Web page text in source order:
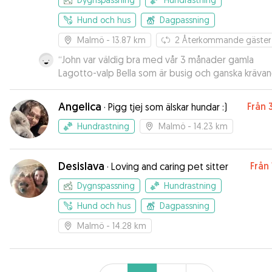
Hund och hus
Dagpassning
Malmö - 13.87 km 2 Återkommande gäster
“John var väldig bra med vår 3 månader gamla
Lagotto-valp Bella som är busig och ganska
Han var också snab att bekräfta vår booking, så vi
att han kunne hjälpa os med Bella den dagen. Vi
rekommanderar så klart John!”
Angelica · Pigg tjej som älskar hundar :) Från
Hundrastning Malmö - 14.23 km
Desislava · Loving and caring pet sitter Från
Dygnspassning
Hundrastning
Hund och hus
Dagpassning
Malmö - 14.28 km